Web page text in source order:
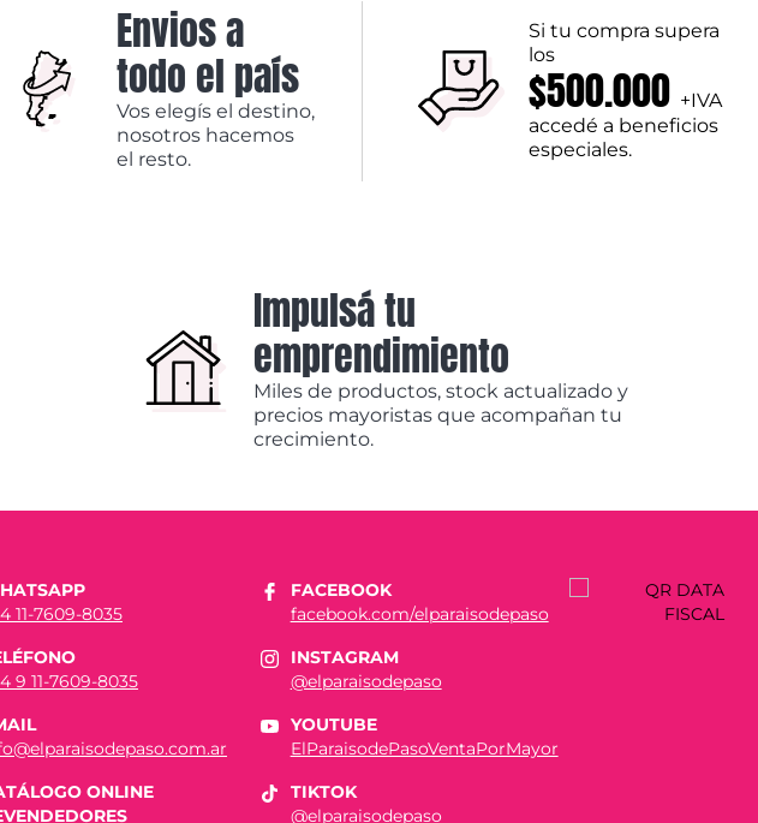
Envios a
todo el país
Vos elegís el destino,
nosotros hacemos
el resto.
Si tu compra supera
los
$500.000 +IVA
accedé a beneficios
especiales.
Impulsá tu
emprendimiento
Miles de productos, stock actualizado y
precios mayoristas que acompañan tu
crecimiento.
11-7609-8035
9 11-7609-8035
ONLINE
FACEBOOK
facebook.com/elparaisodepaso
INSTAGRAM
@elparaisodepaso
YOUTUBE
ElParaisodePasoVentaPorMayor
TIKTOK
@elparaisodepaso